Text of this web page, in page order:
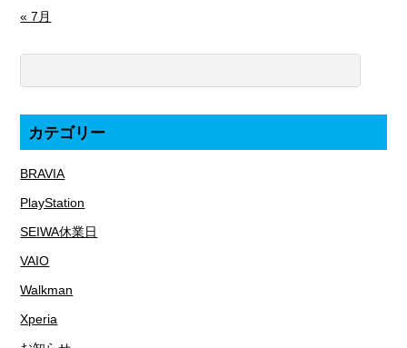
« 7月
カテゴリー
BRAVIA
PlayStation
SEIWA休業日
VAIO
Walkman
Xperia